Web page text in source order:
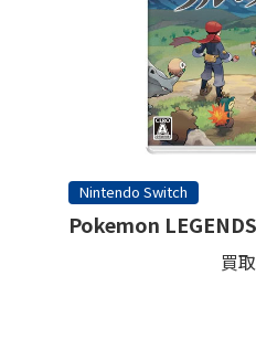
Nintendo Switch
Pokemon
買